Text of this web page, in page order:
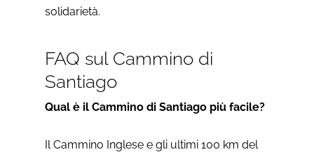
solidarietà.
FAQ sul Cammino di
Santiago
Qual è il Cammino di Santiago più facile?
Il Cammino Inglese e gli ultimi 100 km del